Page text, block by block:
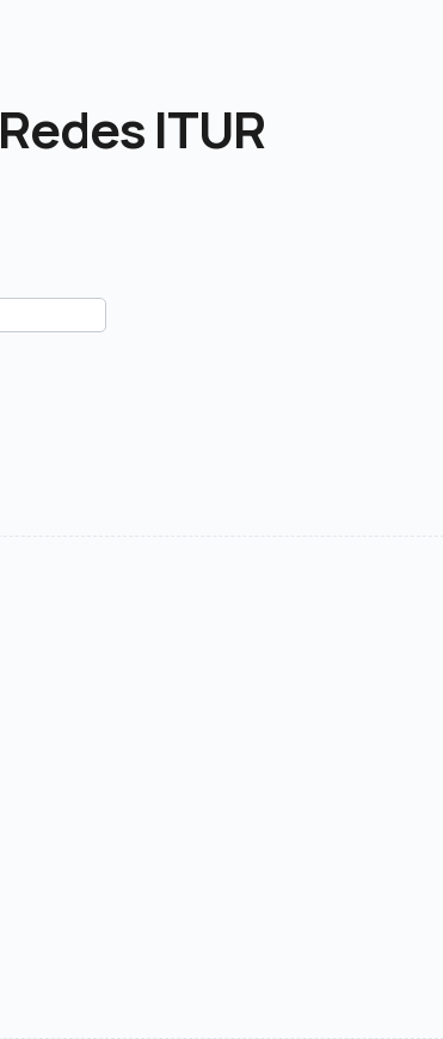
Redes ITUR